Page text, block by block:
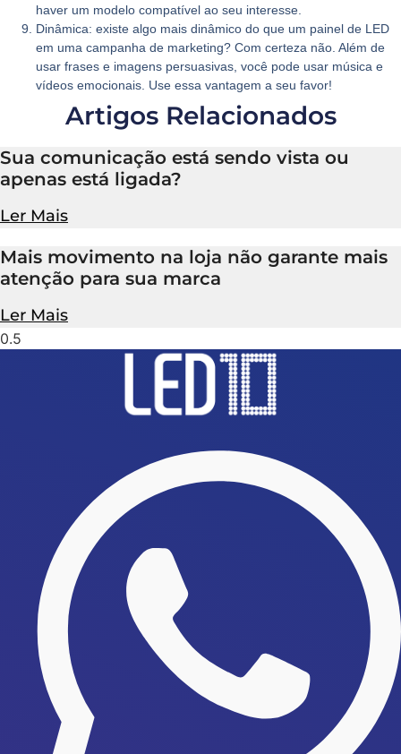
haver um modelo compatível ao seu interesse.
Dinâmica: existe algo mais dinâmico do que um painel de LED
em uma campanha de marketing? Com certeza não. Além de
usar frases e imagens persuasivas, você pode usar música e
vídeos emocionais. Use essa vantagem a seu favor!
Artigos Relacionados
Sua comunicação está sendo vista ou
apenas está ligada?
Ler Mais
Mais movimento na loja não garante mais
atenção para sua marca
Ler Mais